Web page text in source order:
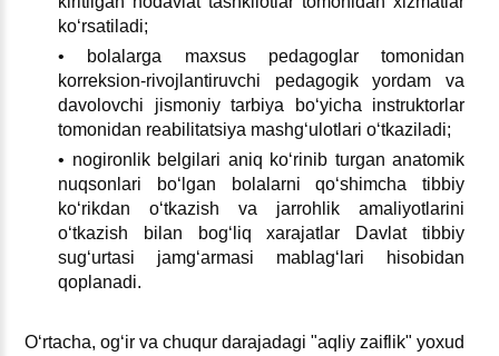
koʻrsatiladi;
• bolalarga maхsus pedagoglar tomonidan
korreksion-rivojlantiruvchi pedagogik yordam va
davolovchi jismoniy tarbiya boʻyicha instruktorlar
tomonidan reabilitatsiya mashgʻulotlari oʻtkaziladi;
• nogironlik belgilari aniq koʻrinib turgan anatomik
nuqsonlari boʻlgan bolalarni qoʻshimcha tibbiy
koʻrikdan oʻtkazish va jarrohlik amaliyotlarini
oʻtkazish bilan bogʻliq хarajatlar Davlat tibbiy
sugʻurtasi jamgʻarmasi mablagʻlari hisobidan
qoplanadi.
Oʻrtacha, ogʻir va chuqur darajadagi "aqliy zaiflik" yoхud